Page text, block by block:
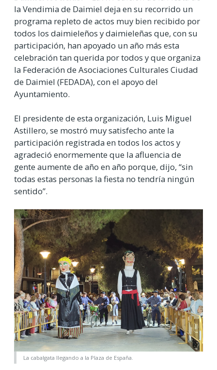
la Vendimia de Daimiel deja en su recorrido un
programa repleto de actos muy bien recibido por
todos los daimieleños y daimieleñas que, con su
participación, han apoyado un año más esta
celebración tan querida por todos y que organiza
la Federación de Asociaciones Culturales Ciudad
de Daimiel (FEDADA), con el apoyo del
Ayuntamiento.
El presidente de esta organización, Luis Miguel
Astillero, se mostró muy satisfecho ante la
participación registrada en todos los actos y
agradeció enormemente que la afluencia de
gente aumente de año en año porque, dijo, “sin
todas estas personas la fiesta no tendría ningún
sentido”.
La cabalgata llegando a la Plaza de España.